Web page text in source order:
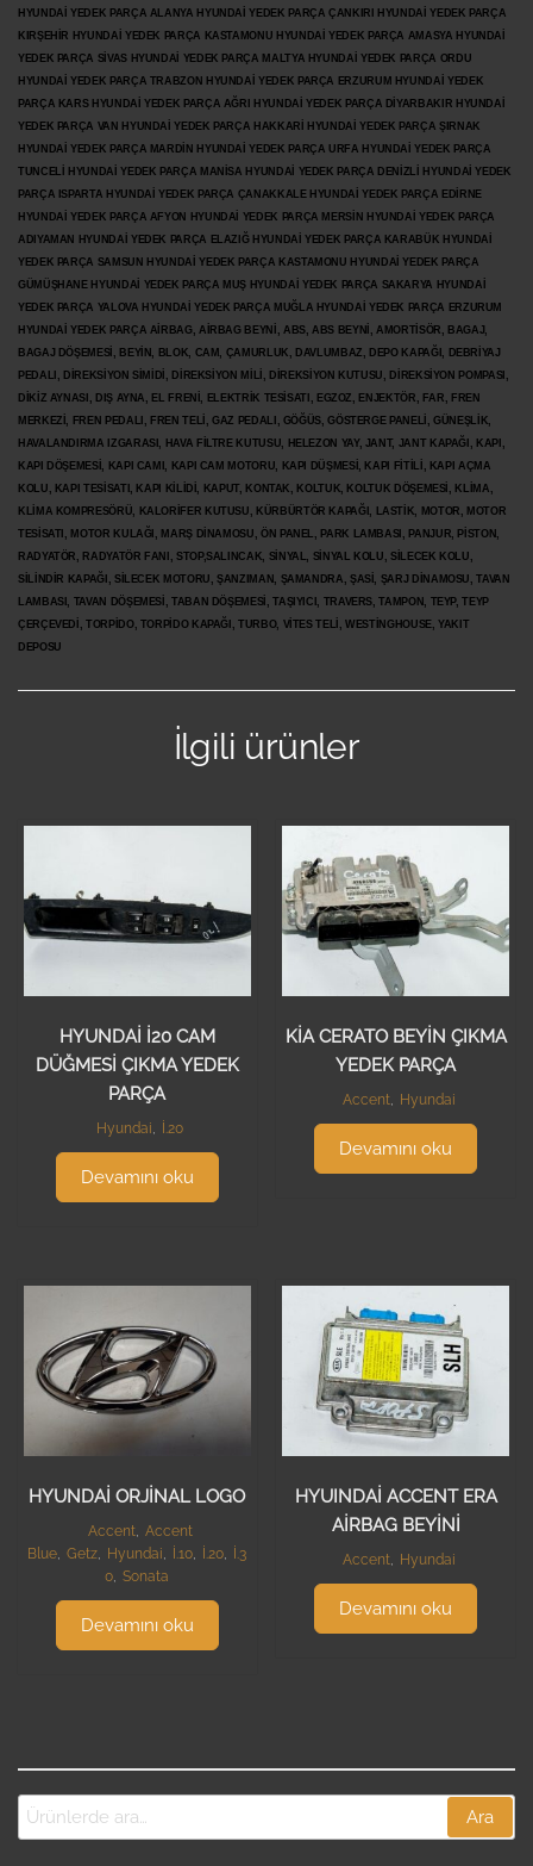
HYUNDAİ YEDEK PARÇA ALANYA HYUNDAİ YEDEK PARÇA ÇANKIRI HYUNDAİ YEDEK PARÇA
KIRŞEHİR HYUNDAİ YEDEK PARÇA KASTAMONU HYUNDAİ YEDEK PARÇA AMASYA HYUNDAİ
YEDEK PARÇA SİVAS HYUNDAİ YEDEK PARÇA MALTYA HYUNDAİ YEDEK PARÇA ORDU
HYUNDAİ YEDEK PARÇA TRABZON HYUNDAİ YEDEK PARÇA ERZURUM HYUNDAİ YEDEK
PARÇA KARS HYUNDAİ YEDEK PARÇA AĞRI HYUNDAİ YEDEK PARÇA DİYARBAKIR HYUNDAİ
YEDEK PARÇA VAN HYUNDAİ YEDEK PARÇA HAKKARİ HYUNDAİ YEDEK PARÇA ŞIRNAK
HYUNDAİ YEDEK PARÇA MARDİN HYUNDAİ YEDEK PARÇA URFA HYUNDAİ YEDEK PARÇA
TUNCELİ HYUNDAİ YEDEK PARÇA MANİSA HYUNDAİ YEDEK PARÇA DENİZLİ HYUNDAİ YEDEK
PARÇA ISPARTA HYUNDAİ YEDEK PARÇA ÇANAKKALE HYUNDAİ YEDEK PARÇA EDİRNE
HYUNDAİ YEDEK PARÇA AFYON HYUNDAİ YEDEK PARÇA MERSİN HYUNDAİ YEDEK PARÇA
ADIYAMAN HYUNDAİ YEDEK PARÇA ELAZIĞ HYUNDAİ YEDEK PARÇA KARABÜK HYUNDAİ
YEDEK PARÇA SAMSUN HYUNDAİ YEDEK PARÇA KASTAMONU HYUNDAİ YEDEK PARÇA
GÜMÜŞHANE HYUNDAİ YEDEK PARÇA MUŞ HYUNDAİ YEDEK PARÇA SAKARYA HYUNDAİ
YEDEK PARÇA YALOVA HYUNDAİ YEDEK PARÇA MUĞLA HYUNDAİ YEDEK PARÇA ERZURUM
HYUNDAİ YEDEK PARÇA AİRBAG, AİRBAG BEYNİ, ABS, ABS BEYNİ, AMORTİSÖR, BAGAJ,
BAGAJ DÖŞEMESİ, BEYİN, BLOK, CAM, ÇAMURLUK, DAVLUMBAZ, DEPO KAPAĞI, DEBRİYAJ
PEDALI, DİREKSİYON SİMİDİ, DİREKSİYON MİLİ, DİREKSİYON KUTUSU, DİREKSİYON POMPASI,
DİKİZ AYNASI, DIŞ AYNA, EL FRENİ, ELEKTRİK TESİSATI, EGZOZ, ENJEKTÖR,
FAR, FREN
MERKEZİ, FREN PEDALI, FREN TELİ, GAZ PEDALI, GÖĞÜS, GÖSTERGE PANELİ, GÜNEŞLİK,
HAVALANDIRMA IZGARASI, HAVA FİLTRE KUTUSU, HELEZON YAY, JANT, JANT KAPAĞI, KAPI,
KAPI DÖŞEMESİ, KAPI CAMI, KAPI CAM MOTORU, KAPI DÜŞMESİ, KAPI FİTİLİ, KAPI AÇMA
KOLU, KAPI TESİSATI, KAPI KİLİDİ, KAPUT, KONTAK, KOLTUK, KOLTUK DÖŞEMESİ, KLİMA,
KLİMA KOMPRESÖRÜ, KALORİFER KUTUSU, KÜRBÜRTÖR KAPAĞI, LASTİK, MOTOR, MOTOR
TESİSATI, MOTOR KULAĞI, MARŞ DİNAMOSU, ÖN PANEL, PARK LAMBASI, PANJUR, PİSTON,
RADYATÖR, RADYATÖR FANI, STOP,SALINCAK, SİNYAL, SİNYAL KOLU, SİLECEK KOLU,
SİLİNDİR KAPAĞI, SİLECEK MOTORU, ŞANZIMAN, ŞAMANDRA, ŞASİ, ŞARJ DİNAMOSU, TAVAN
LAMBASI, TAVAN DÖŞEMESİ, TABAN DÖŞEMESİ, TAŞIYICI, TRAVERS, TAMPON, TEYP, TEYP
ÇERÇEVEDİ, TORPİDO, TORPİDO KAPAĞI, TURBO, VİTES TELİ, WESTİNGHOUSE, YAKIT
DEPOSU
İlgili ürünler
HYUNDAİ İ20 CAM
DÜĞMESİ ÇIKMA YEDEK
PARÇA
Hyundai İ.20
Devamını oku
KİA CERATO BEYİN ÇIKMA
YEDEK PARÇA
Accent, Hyundai
Devamını oku
HYUNDAİ ORJİNAL LOGO
Accent, Accent
Blue Getz Hyundai İ.10 İ.20
İ.3
0 Sonata
Devamını oku
HYUINDAİ ACCENT ERA
AİRBAG BEYİNİ
Accent, Hyundai
Devamını oku
Ara